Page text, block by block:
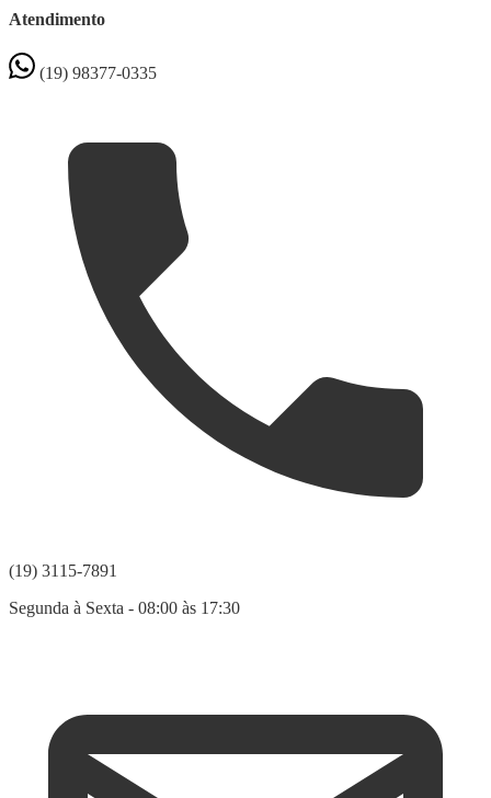
Atendimento
(19) 98377-0335
(19) 3115-7891
Segunda à Sexta - 08:00 às 17:30